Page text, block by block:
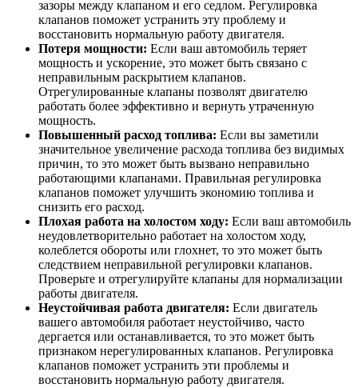
зазоры между клапаном и его седлом. Регулировка
клапанов поможет устранить эту проблему и
восстановить нормальную работу двигателя.
Потеря мощности: Если ваш автомобиль теряет
мощность и ускорение, это может быть связано с
неправильным раскрытием клапанов.
Отрегулированные клапаны позволят двигателю
работать более эффективно и вернуть утраченную
мощность.
Повышенный расход топлива: Если вы заметили
значительное увеличение расхода топлива без видимых
причин, то это может быть вызвано неправильно
работающими клапанами. Правильная регулировка
клапанов поможет улучшить экономию топлива и
снизить его расход.
Плохая работа на холостом ходу: Если ваш автомобиль
неудовлетворительно работает на холостом ходу,
колеблется обороты или глохнет, то это может быть
следствием неправильной регулировки клапанов.
Проверьте и отрегулируйте клапаны для нормализации
работы двигателя.
Неустойчивая работа двигателя: Если двигатель
вашего автомобиля работает неустойчиво, часто
дергается или останавливается, то это может быть
признаком нерегулированных клапанов. Регулировка
клапанов поможет устранить эти проблемы и
восстановить нормальную работу двигателя.